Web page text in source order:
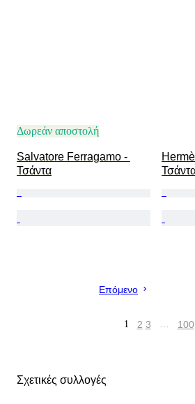
Δωρεάν αποστολή
Salvatore Ferragamo -
Τσάντα
Επόμενο
1 2 3 … 100
Σχετικές συλλογές